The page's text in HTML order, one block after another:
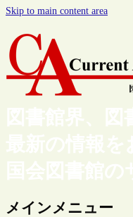
Skip to main content area
図書館界、図
最新の情報を
国会図書館の
メインメニュー